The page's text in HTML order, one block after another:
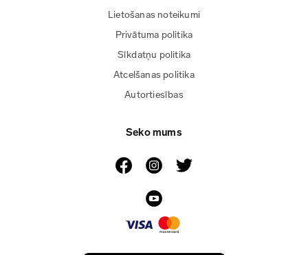
Lietošanas noteikumi
Privātuma politika
Sīkdatņu politika
Atcelšanas politika
Autortiesības
Seko mums